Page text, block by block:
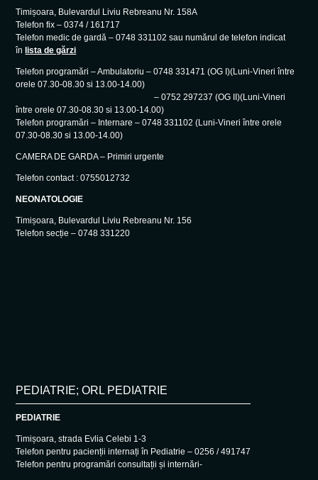
Timișoara, Bulevardul Liviu Rebreanu Nr. 158A
Telefon fix – 0374 / 161717
Telefon medic de gardă – 0748 331102 sau numărul de telefon indicat
în lista de gărzi
Telefon programări – Ambulatoriu – 0748 331471 (OG I)(Luni-Vineri între
orele 07.30-08.30 si 13.00-14.00)
– 0752 297237 (OG II)(Luni-Vineri
între orele 07.30-08.30 si 13.00-14.00)
Telefon programări – Internare – 0748 331102 (Luni-Vineri între orele
07.30-08.30 si 13.00-14.00)
CAMERA DE GARDA – Primiri urgente
Telefon contact : 0755012732
NEONATOLOGIE
Timișoara, Bulevardul Liviu Rebreanu Nr. 156
Telefon secție – 0748 331220
PEDIATRIE; ORL PEDIATRIE
PEDIATRIE
Timișoara, strada Evlia Celebi 1-3
Telefon pentru pacienții internați în Pediatrie – 0256 / 491747
Telefon pentru programări consultații și internări-